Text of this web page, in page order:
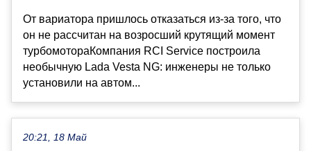
От вариатора пришлось отказаться из-за того, что
он не рассчитан на возросший крутящий момент
турбомотораКомпания RCI Service построила
необычную Lada Vesta NG: инженеры не только
установили на автом...
20:21, 18 Май